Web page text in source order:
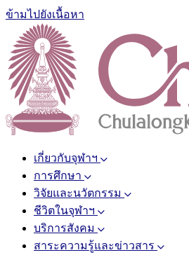
ข้ามไปยังเนื้อหา
เกี่ยวกับจุฬาฯ
การศึกษา
วิจัยและนวัตกรรม
ชีวิตในจุฬาฯ
บริการสังคม
สาระความรู้และข่าวสาร